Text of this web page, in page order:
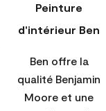
Peinture
d'intérieur Ben
Ben offre la
qualité Benjamin
Moore et une